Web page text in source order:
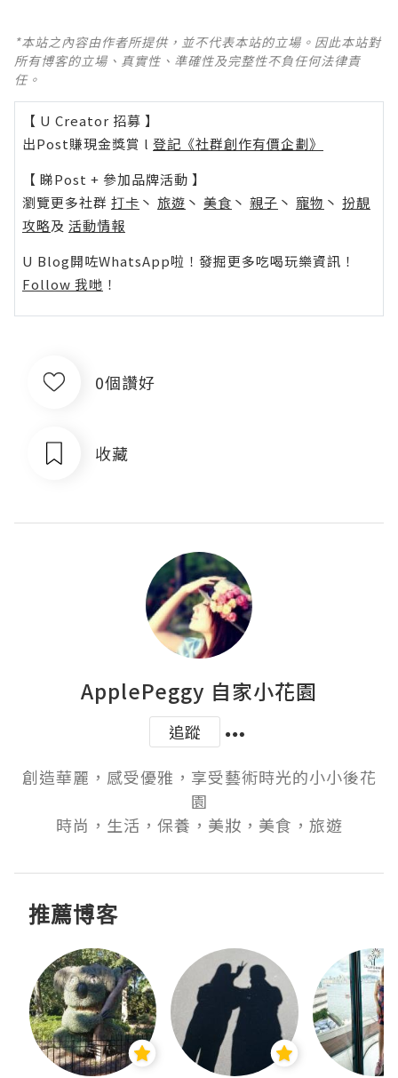
*本站之內容由作者所提供，並不代表本站的立場。因此本站對
所有博客的立場、真實性、準確性及完整性不負任何法律責
任。
【 U Creator 招募 】
出Post賺現金獎賞 l 登記《社群創作有價企劃》
【 睇Post + 參加品牌活動 】
瀏覽更多社群 打卡 丶 旅遊 丶 美食 丶 親子 丶 寵物 丶 扮靚
攻略及 活動情報
U Blog開咗WhatsApp啦！發掘更多吃喝玩樂資訊！
Follow 我哋 ！
0個讚好
收藏
ApplePeggy 自家小花園
追蹤
創造華麗，感受優雅，享受藝術時光的小小後花
園
時尚，生活，保養，美妝，美食，旅遊
推薦博客